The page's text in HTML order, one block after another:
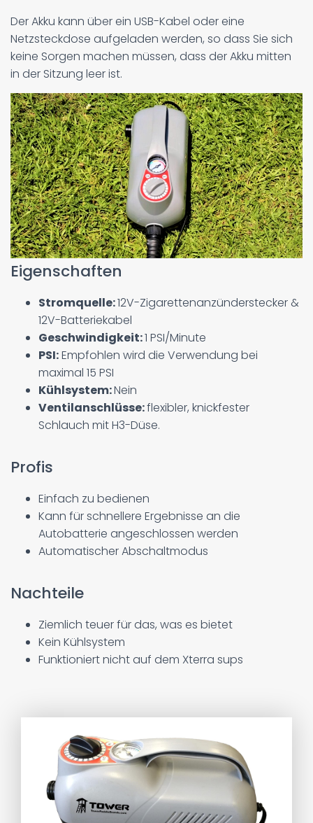
Der Akku kann über ein USB-Kabel oder eine
Netzsteckdose aufgeladen werden, so dass Sie sich
keine Sorgen machen müssen, dass der Akku mitten
in der Sitzung leer ist.
Eigenschaften
Stromquelle:12V-Zigarettenanzünderstecker &
12V-Batteriekabel
Geschwindigkeit:1 PSI/Minute
PSI:Empfohlen wird die Verwendung bei
maximal 15 PSI
Kühlsystem:Nein
Ventilanschlüsse:flexibler, knickfester
Schlauch mit H3-Düse.
Profis
Einfach zu bedienen
Kann für schnellere Ergebnisse an die
Autobatterie angeschlossen werden
Automatischer Abschaltmodus
Nachteile
Ziemlich teuer für das, was es bietet
Kein Kühlsystem
Funktioniert nicht auf dem Xterra sups